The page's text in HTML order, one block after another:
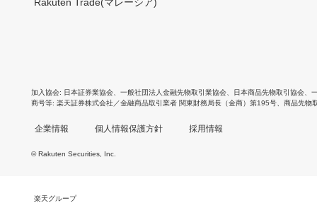
加入協会 日本証券業協会 一般社団法人金融先物取引業協会 日本商品先物取引協会
商号等 楽天証券株式会社／金融商品取引業者 関東財務局長（金商）第195号、商品先物
企業情報 個人情報保護方針 採用情報
© Rakuten Securities, Inc.
楽天グループ